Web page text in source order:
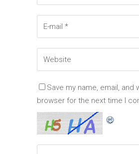
Save my name, email, and
browser for the next time I